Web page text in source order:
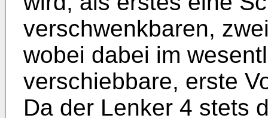
verschwenkbaren,
wobei dabei im
verschiebbare, erste
Da der Lenker 4 stets